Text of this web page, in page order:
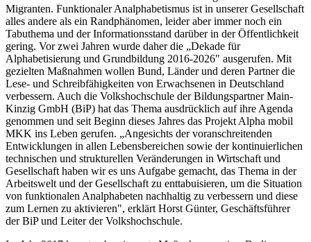
Migranten. Funktionaler Analphabetismus ist in unserer Gesellschaft
alles andere als ein Randphänomen, leider aber immer noch ein
Tabuthema und der Informationsstand darüber in der Öffentlichkeit
gering. Vor zwei Jahren wurde daher die „Dekade für
Alphabetisierung und Grundbildung 2016-2026" ausgerufen. Mit
gezielten Maßnahmen wollen Bund, Länder und deren Partner die
Lese- und Schreibfähigkeiten von Erwachsenen in Deutschland
verbessern. Auch die Volkshochschule der Bildungspartner Main-
Kinzig GmbH (BiP) hat das Thema ausdrücklich auf ihre Agenda
genommen und seit Beginn dieses Jahres das Projekt Alpha mobil
MKK ins Leben gerufen. „Angesichts der voranschreitenden
Entwicklungen in allen Lebensbereichen sowie der kontinuierlichen
technischen und strukturellen Veränderungen in Wirtschaft und
Gesellschaft haben wir es uns Aufgabe gemacht, das Thema in der
Arbeitswelt und der Gesellschaft zu enttabuisieren, um die Situation
von funktionalen Analphabeten nachhaltig zu verbessern und diese
zum Lernen zu aktivieren", erklärt Horst Günter, Geschäftsführer
der BiP und Leiter der Volkshochschule.